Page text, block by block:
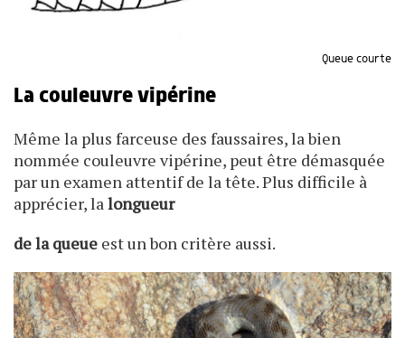
Queue courte
La couleuvre vipérine
Même la plus farceuse des faussaires, la bien
nommée couleuvre vipérine, peut être démasquée
par un examen attentif de la tête. Plus difficile à
apprécier, la longueur
de la queue est un bon critère aussi.